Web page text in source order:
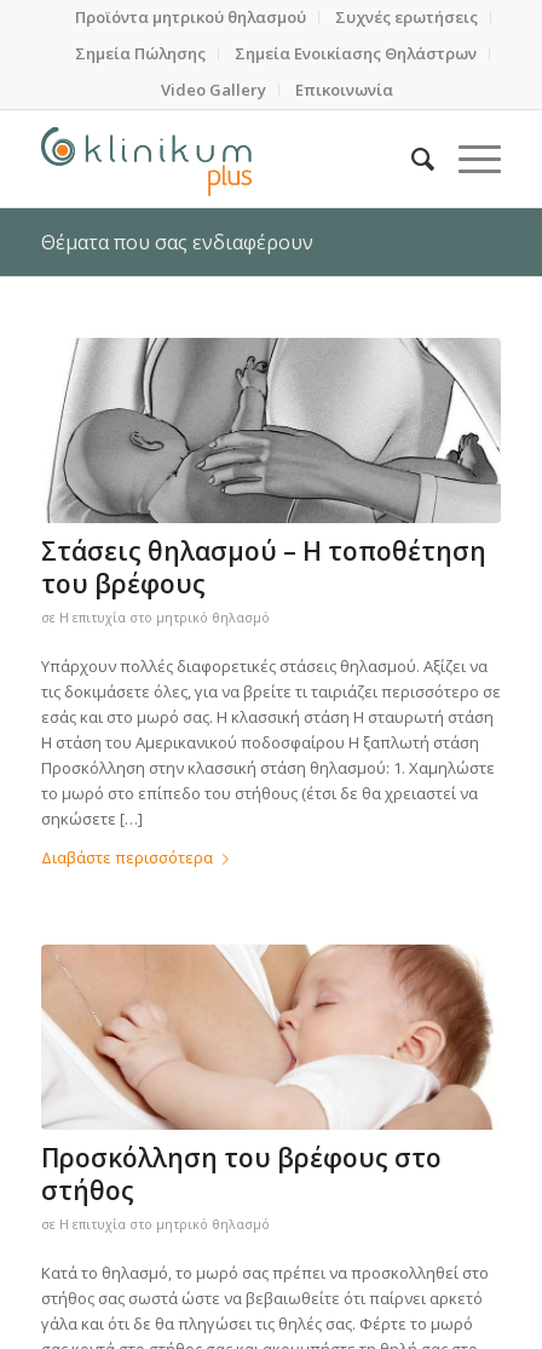
Προϊόντα μητρικού θηλασμού
Συχνές ερωτήσεις
Σημεία Πώλησης
Σημεία Ενοικίασης Θηλάστρων
Video Gallery
Επικοινωνία
Θέματα που σας ενδιαφέρουν
Στάσεις θηλασμού – Η τοποθέτηση
του βρέφους
σε Η επιτυχία στο μητρικό θηλασμό
Υπάρχουν πολλές διαφορετικές στάσεις θηλασμού. Αξίζει να
τις δοκιμάσετε όλες, για να βρείτε τι ταιριάζει περισσότερο σε
εσάς και στο μωρό σας. Η κλασσική στάση Η σταυρωτή στάση
Η στάση του Αμερικανικού ποδοσφαίρου Η ξαπλωτή στάση
Προσκόλληση στην κλασσική στάση θηλασμού: 1. Χαμηλώστε
το μωρό στο επίπεδο του στήθους (έτσι δε θα χρειαστεί να
σηκώσετε […]
Διαβάστε περισσότερα
Προσκόλληση του βρέφους στο
στήθος
σε Η επιτυχία στο μητρικό θηλασμό
Κατά το θηλασμό, το μωρό σας πρέπει να προσκολληθεί στο
στήθος σας σωστά ώστε να βεβαιωθείτε ότι παίρνει αρκετό
γάλα και ότι δε θα πληγώσει τις θηλές σας. Φέρτε το μωρό